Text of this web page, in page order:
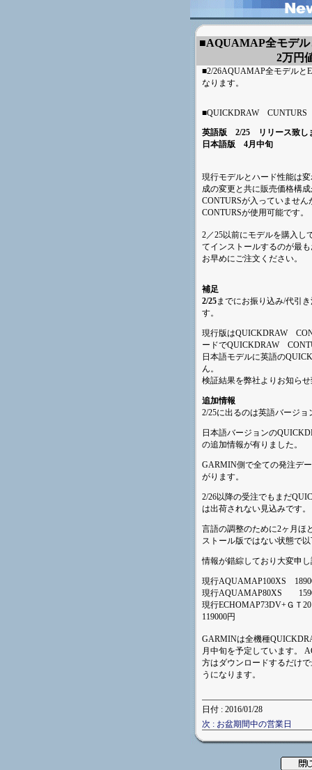
■AQUAMAP全モデル
2万円
■2/26AQUAMAP全モデルと
なります。
■QUICKDRAW CUNTURS
英語版 2/25 リリース致し
日本語版 4月中旬
現行モデルとハード性能は
成の変更と共に販売価格構
CONTURSが入っていませ
CONTURSが使用可能です。
2／25以前にモデルを購入
てインストールするのが最
お早めにご注文ください。
補足
2/25までにお振り込み/代引
す。
現行版はQUICKDRAW
ードでQUICKDRAW
日本語モデルに英語の
ん。
検証結果を弊社よりお知ら
追加情報
2/25に出るのは英語バージ
日本語バージョンの
の追加情報が有りました。
GARMIN側で全ての発注デ
がります。
2/26以降の受注でもまだ
は出荷されない見込みです。
言語の調整のために2ヶ月
ストール版ではない状態で
情報が錯綜しており大変申
現行AQUAMAP100XS
現行AQUAMAP80XS
現行ECHOMAP73DV+ＧＴ
119000円
GARMINは全機種
月中旬を予定しています。
方はダウンロードするだけ
うになります。
日付 : 2016/01/28
次 : お盆期間中の営業日